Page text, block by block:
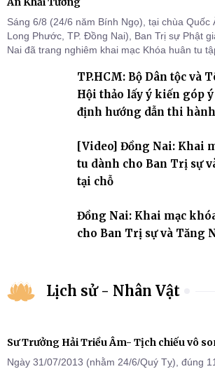
Sáng 6/8 (24/6 năm Bính Ngọ), tại chùa Quốc
Long Phước, TP. Đồng Nai), Ban Trị sự Phật
Nai đã trang nghiêm khai mạc Khóa huân tu
chỗ khu vực VII, VIII và trường hạ chùa Quốc
TP.HCM: Bộ Dân tộc và
Hội thảo lấy ý kiến góp
định hướng dẫn thi
[Video] Đồng Nai: Khai
tu dành cho Ban Trị sự
tại chỗ
Đồng Nai: Khai mạc
cho Ban Trị sự và Tăng
Lịch sử - Nhân Vật
Sư Trưởng Hải Triều Âm- Tịch chiếu vô
Ngày 31/07/2013 (nhằm 24/6/Quý Tỵ), đúng